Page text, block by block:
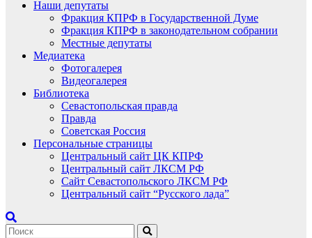
Наши депутаты
Фракция КПРФ в Государственной Думе
Фракция КПРФ в законодательном собрании
Местные депутаты
Медиатека
Фотогалерея
Видеогалерея
Библиотека
Севастопольская правда
Правда
Советская Россия
Персональные страницы
Центральный сайт ЦК КПРФ
Центральный сайт ЛКСМ РФ
Сайт Севастопольского ЛКСМ РФ
Центральный сайт “Русского лада”